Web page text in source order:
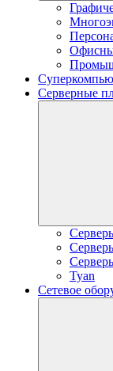
Серверные
Tyan
Сетевое